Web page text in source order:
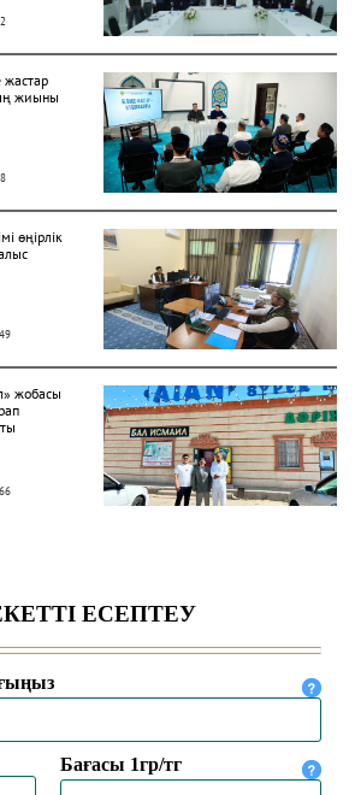
жастар
жиыны
өңірлік
жобасы
Құран